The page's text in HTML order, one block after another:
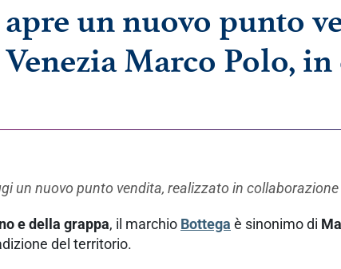
un nuovo punto
Marco Polo,
un nuovo punto vendita, realizzato in
e della grappa, il marchio Bottega è sinonimo di
del territorio.